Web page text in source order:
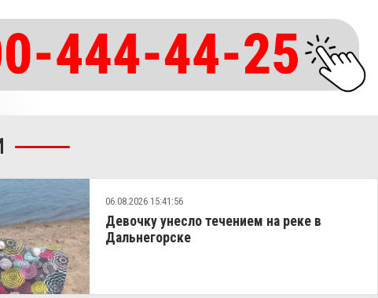
06.08.2026 15:41:56
Девочку унесло течением на реке в
Дальнегорске